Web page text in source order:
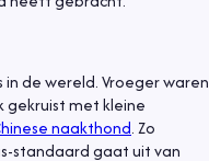
de wereld. Vroeger waren
gekruist met kleine
naakthond. Zo
standaard gaat uit van